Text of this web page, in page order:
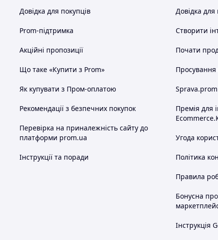
Довідка для покупців
Prom-підтримка
Акційні пропозиції
Що таке «Купити з Prom»
Як купувати з Пром-оплатою
Рекомендації з безпечних покупок
Перевірка на приналежність сайту до
платформи prom.ua
Інструкції та поради
Довідка для
Створити
Почати
Просування
Премія для
Угода
Політика
Правила
Бонусна
Інструкція